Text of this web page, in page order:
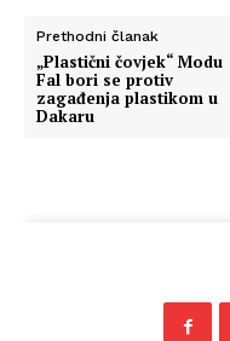
Prethodni članak
„Plastični čovjek“ Modu
Fal bori se protiv
zagađenja plastikom u
Dakaru